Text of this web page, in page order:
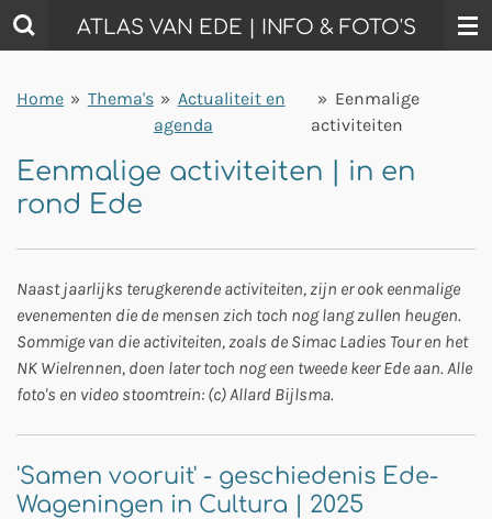
Ga
direct
de
ATLAS VAN EDE | INFO & FOTO'S
Home » Thema's » Actualiteit en
agenda
» Eenmalige
activiteiten
Eenmalige activiteiten | in en
rond Ede
Naast jaarlijks terugkerende activiteiten, zijn er ook eenmalige
evenementen die de mensen zich toch nog lang zullen heugen.
Sommige van die activiteiten, zoals de Simac Ladies Tour en het
NK Wielrennen, doen later toch nog een tweede keer Ede aan. Alle
foto's en video stoomtrein: (c) Allard Bijlsma.
'Samen vooruit' - geschiedenis Ede-
Wageningen in Cultura | 2025